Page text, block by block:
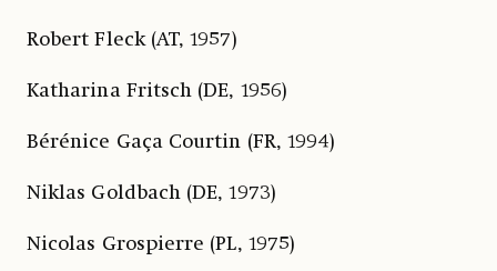
Robert Fleck (AT, 1957)
Katharina Fritsch (DE, 1956)
Bérénice Gaça Courtin (FR, 1994)
Niklas Goldbach (DE, 1973)
Nicolas Grospierre (PL, 1975)